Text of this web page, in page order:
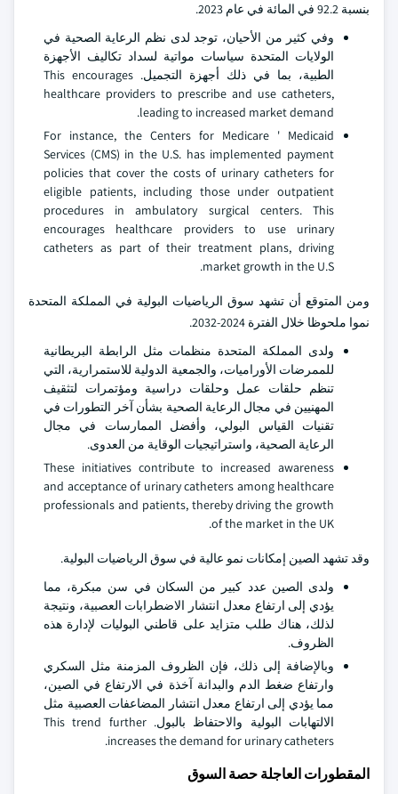
بنسبة 92.2 في المائة في عام 2023.
وفي كثير من الأحيان، توجد لدى نظم الرعاية الصحية في
الولايات المتحدة سياسات مواتية لسداد تكاليف الأجهزة
الطبية، بما في ذلك أجهزة التجميل. This encourages
healthcare providers to prescribe and use catheters,
leading to increased market demand.
For instance, the Centers for Medicare ' Medicaid
Services (CMS) in the U.S. has implemented payment
policies that cover the costs of urinary catheters for
eligible patients, including those under outpatient
procedures in ambulatory surgical centers. This
encourages healthcare providers to use urinary
catheters as part of their treatment plans, driving
market growth in the U.S.
ومن المتوقع أن تشهد سوق الرياضيات البولية في المملكة المتحدة
نموا ملحوظا خلال الفترة 2024-2032.
ولدى المملكة المتحدة منظمات مثل الرابطة البريطانية
للممرضات الأوراميات، والجمعية الدولية للاستمرارية، التي
تنظم حلقات عمل وحلقات دراسية ومؤتمرات لتثقيف
المهنيين في مجال الرعاية الصحية بشأن آخر التطورات في
تقنيات القياس البولي، وأفضل الممارسات في مجال
الرعاية الصحية، واستراتيجيات الوقاية من العدوى.
These initiatives contribute to increased awareness
and acceptance of urinary catheters among healthcare
professionals and patients, thereby driving the growth
of the market in the UK.
وقد تشهد الصين إمكانات نمو عالية في سوق الرياضيات البولية.
ولدى الصين عدد كبير من السكان في سن مبكرة، مما
يؤدي إلى ارتفاع معدل انتشار الاضطرابات العصبية، ونتيجة
لذلك، هناك طلب متزايد على قاطني البوليات لإدارة هذه
الظروف.
وبالإضافة إلى ذلك، فإن الظروف المزمنة مثل السكري
وارتفاع ضغط الدم والبدانة آخذة في الارتفاع في الصين،
مما يؤدي إلى ارتفاع معدل انتشار المضاعفات العصبية مثل
الالتهابات البولية والاحتفاظ بالبول. This trend further
increases the demand for urinary catheters.
المقطورات العاجلة حصة السوق